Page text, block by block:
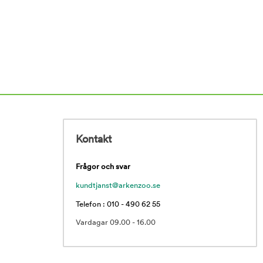
Kontakt
Frågor och svar
kundtjanst@arkenzoo.se
Telefon : 010 - 490 62 55
Vardagar 09.00 - 16.00